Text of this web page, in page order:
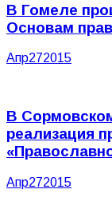
В Гомеле
Основам
Апр272015
В
реализация
Апр272015